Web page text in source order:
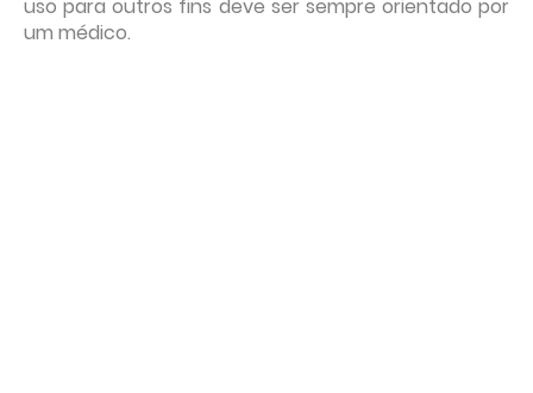
uso para outros fins deve ser sempre orientado por
um médico.